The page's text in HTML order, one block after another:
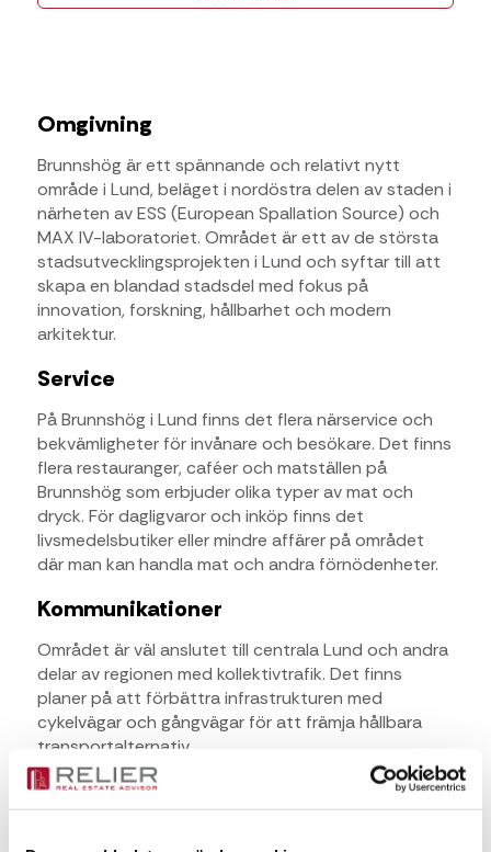
Omgivning
Brunnshög är ett spännande och relativt nytt
område i Lund, beläget i nordöstra delen av staden i
närheten av ESS (European Spallation Source) och
MAX IV-laboratoriet. Området är ett av de största
stadsutvecklingsprojekten i Lund och syftar till att
skapa en blandad stadsdel med fokus på
innovation, forskning, hållbarhet och modern
arkitektur.
Service
På Brunnshög i Lund finns det flera närservice och
bekvämligheter för invånare och besökare. Det finns
flera restauranger, caféer och matställen på
Brunnshög som erbjuder olika typer av mat och
dryck. För dagligvaror och inköp finns det
livsmedelsbutiker eller mindre affärer på området
där man kan handla mat och andra förnödenheter.
Kommunikationer
Området är väl anslutet till centrala Lund och andra
delar av regionen med kollektivtrafik. Det finns
planer på att förbättra infrastrukturen med
cykelvägar och gångvägar för att främja hållbara
transportalternativ.
Kontaktperson för frågor